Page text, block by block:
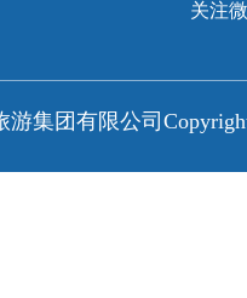
关注
游集团有限公司